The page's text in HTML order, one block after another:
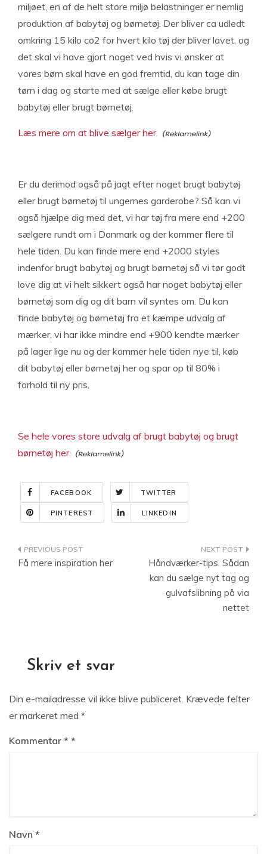
miljøet, en af de helt store miljø belastninger er nemlig
produktion af babytøj og børnetøj. Der bliver ca udledt
omkring 15 kilo co2 for hvert kilo tøj der bliver lavet, og
det skal vi have gjort noget ved hvis vi ønsker at
vores børn skal have en god fremtid, du kan tage din
tørn i dag og starte med at sælge eller købe brugt
babytøj eller brugt børnetøj.
Læs mere om at blive sælger her.
Er du derimod også på jagt efter noget brugt babytøj
eller brugt børnetøj til ungernes garderobe? Så kan vi
også hjælpe dig med det, vi har tøj fra mere end +200
sælgere rundt om i Danmark og der kommer flere til
hele tiden. Du kan finde mere end +2000 styles
indenfor brugt babytøj og brugt børnetøj så vi tør godt
love dig at vi helt sikkert også har noget babytøj eller
børnetøj som dig og dit barn vil syntes om. Du kan
finde babytøj og børnetøj fra et kæmpe udvalg af
mærker, vi har ikke mindre end +900 kendte mærker
på lager lige nu og der kommer hele tiden nye til, køb
dit babytøj eller børnetøj her og spar op til 80% i
forhold til ny pris.
Se hele vores store udvalg af brugt babytøj og brugt
børnetøj her.
FACEBOOK TWITTER
PINTEREST LINKEDIN
Indlægsnavigation
Få mere inspiration her
Håndværker-tips. Sådan
kan du sælge nyt tag og
gulvafslibning på via
nettet
Skriv et svar
Din e-mailadresse vil ikke blive publiceret. Krævede felter
er markeret med *
Kommentar *
Navn *